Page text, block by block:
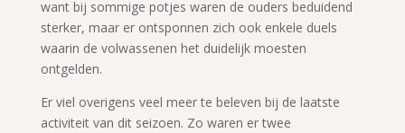
want bij sommige potjes waren de ouders beduidend
sterker, maar er ontsponnen zich ook enkele duels
waarin de volwassenen het duidelijk moesten
ontgelden.
Er viel overigens veel meer te beleven bij de laatste
activiteit van dit seizoen. Zo waren er twee